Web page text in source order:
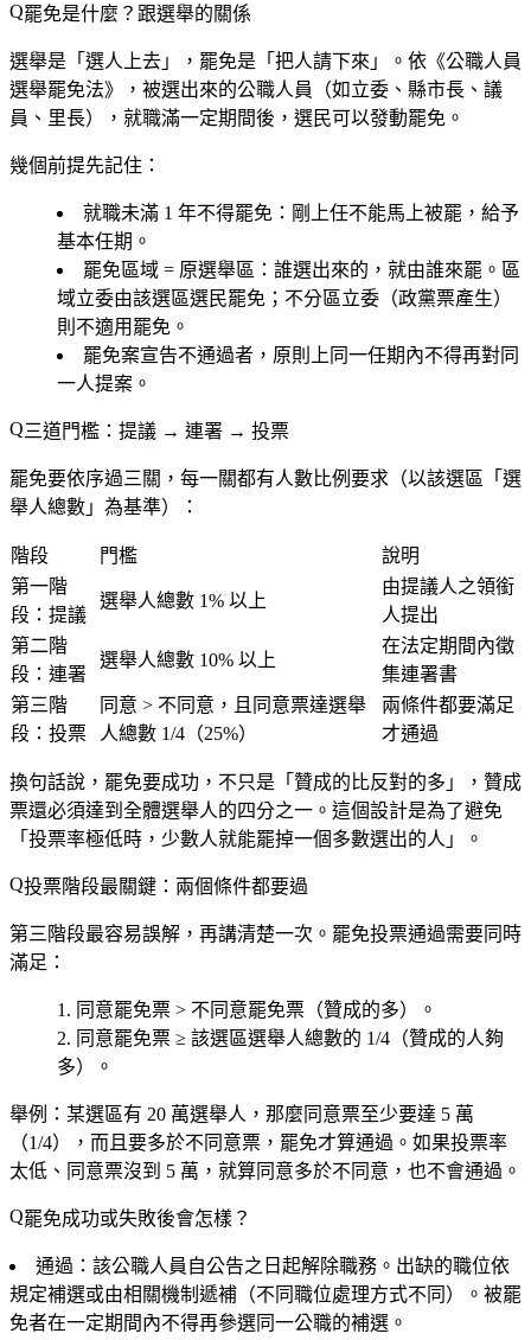
罷免是什麼？跟選舉的關係
選舉是「選人上去」，罷免是「把人請下來」。依《公職人員
選舉罷免法》， 被選出來的公職人員（如立委、縣市長、議
員、里長），就職滿一定期間後，選民可以發動罷免。
幾個前提先記住：
就職未滿 1 年不得罷免 ：剛上任不能馬上被罷，給予
基本任期。
罷免區域 = 原選舉區 ：誰選出來的，就由誰來罷。區
域立委由該選區選民罷免；不分區立委（政黨票產生）
則 不適用 罷免。
罷免案宣告不通過者，原則上同一任期內不得再對同
一人提案 。
三道門檻：提議 → 連署 → 投票
罷免要依序過三關，每一關都有人數比例要求（以該選區「選
舉人總數」為基準）：
階段 門檻
說明
第一階
段：提議
選舉人總數 1% 以上
由提議人之領銜
人提出
第二階
段：連署
選舉人總數 10% 以上
在法定期間內徵
集連署書
第三階
段：投票
同意 > 不同意， 且 同意票達選舉
人總數 1/4（25%）
兩條件都要滿足
才通過
換句話說，罷免要成功，不只是「贊成的比反對的多」，贊成
票還必須達到全體選舉人的四分之一。這個設計是為了避免
「投票率極低時，少數人就能罷掉一個多數選出的人」。
投票階段最關鍵：兩個條件都要過
第三階段最容易誤解，再講清楚一次。罷免投票通過需要同時
滿足：
同意罷免票 > 不同意罷免票 （贊成的多）。
同意罷免票 ≥ 該選區選舉人總數的 1/4 （贊成的人夠
多）。
舉例：某選區有 20 萬選舉人，那麼同意票至少要達 5 萬
（1/4），而且要多於不同意票，罷免才算通過。如果投票率
太低、同意票沒到 5 萬，就算同意多於不同意，也不會通過。
罷免成功或失敗後會怎樣？
通過 ：該公職人員自公告之日起解除職務。出缺的職位依
規定補選或由相關機制遞補（不同職位處理方式不同）。 被罷
免者在一定期間內不得再參選同一公職的補選 。